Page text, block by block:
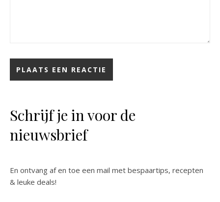
Schrijf je in voor de
nieuwsbrief
En ontvang af en toe een mail met bespaartips, recepten
& leuke deals!